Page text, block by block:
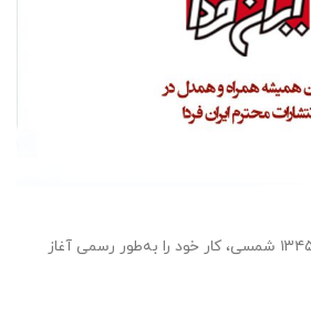
انتشارات ایران‌ فردا از سال ۱۳۴۵ شمسی، کار خود را به‌طور رسمی آغاز